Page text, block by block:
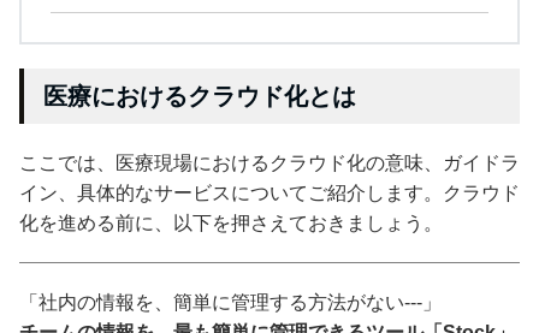
医療におけるクラウド化とは
ここでは、医療現場におけるクラウド化の意味、ガイドラ
イン、具体的なサービスについてご紹介します。クラウド
化を進める前に、以下を押さえておきましょう。
「社内の情報を、簡単に管理する方法がない---」